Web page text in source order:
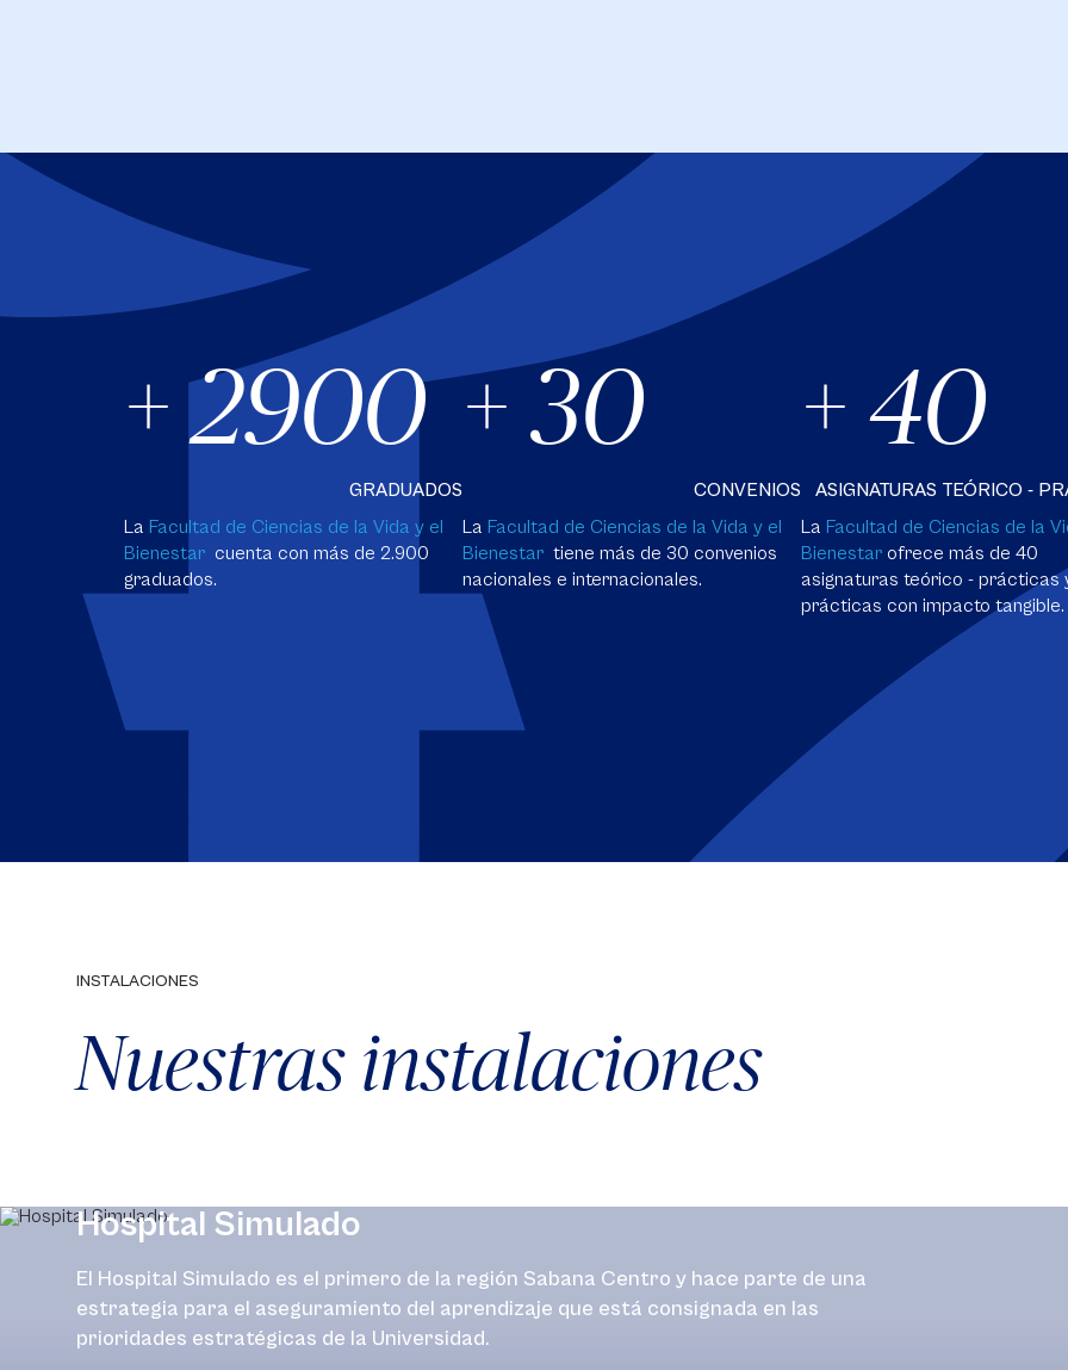
+ 2900
GRADUADOS
La Facultad de Ciencias de la Vida y el
Bienestar cuenta con más de 2.900
graduados.
+ 30
CONVENIOS
La Facultad de Ciencias de la Vida y el
Bienestar tiene más de 30 convenios
nacionales e internacionales.
+ 40
ASIGNATURAS TEÓRICO -
La Facultad de Ciencias de la
Bienestar ofrece más de 40
asignaturas teórico - prácticas
prácticas con impacto tangible.
INSTALACIONES
Nuestras instalaciones
Hospital Simulado
El Hospital Simulado es el primero de la región Sabana Centro y hace parte de una
estrategia para el aseguramiento del aprendizaje que está consignada en las
prioridades estratégicas de la Universidad.